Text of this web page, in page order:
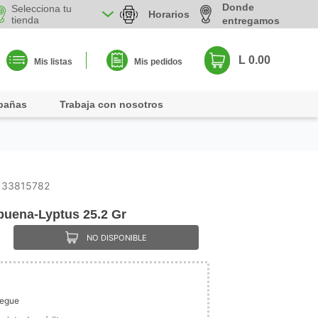
Selecciona tu
tienda
Horarios
Donde
entregamos
Mis listas Mis pedidos L 0.00
Trabaja con nosotros
Lyptus 25.2 Gr
NO DISPONIBLE